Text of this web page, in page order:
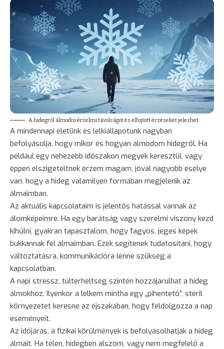
A hidegről álmodni érzelmi távolságot és elfojtott érzéseket jelezhet.
A mindennapi életünk és lelkiállapotunk nagyban
befolyásolja, hogy mikor és hogyan álmodom hidegről. Ha
például egy nehezebb időszakon megyek keresztül, vagy
éppen elszigeteltnek érzem magam, jóval nagyobb esélye
van, hogy a hideg valamilyen formában megjelenik az
álmaimban.
Az aktuális kapcsolataim is jelentős hatással vannak az
álomképeimre. Ha egy barátság vagy szerelmi viszony kezd
kihűlni, gyakran tapasztalom, hogy fagyos, jeges képek
bukkannak fel álmaimban. Ezek segítenek tudatosítani, hogy
változtatásra, kommunikációra lenne szükség a
kapcsolatban.
A napi stressz, túlterheltség szintén hozzájárulhat a hideg
álmokhoz. Ilyenkor a lelkem mintha egy „pihentető”, steril
környezetet keresne az éjszakában, hogy feldolgozza a nap
eseményeit.
Az időjárás, a fizikai körülmények is befolyásolhatják a hideg
álmait. Ha télen, hidegben alszom, vagy nem megfelelő a